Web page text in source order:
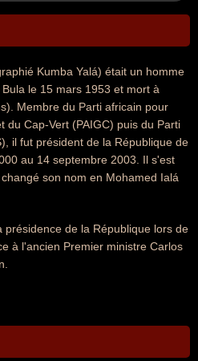
Kumba Yalá) était un homme
le 15 mars 1953 et mort à
Membre du Parti africain pour
du Cap-Vert (PAIGC) puis du Parti
il fut président de la République de
au 14 septembre 2003. Il s'est
son nom en Mohamed Ialá
présidence de la République lors de
à l'ancien Premier ministre Carlos